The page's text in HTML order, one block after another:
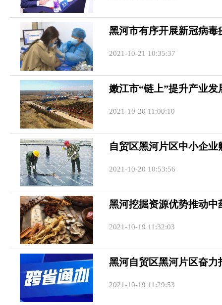
黑河市有序开展新冠病
2021-10-21 10:35:37
嫩江市“链上”提升产业发
2021-10-20 11:00:10
自贸区黑河片区中小企
2021-10-20 10:53:56
黑河挖掘资源优势推动中
2021-10-19 11:32:03
黑河自贸区黑河片区奋力
2021-10-19 11:29:53